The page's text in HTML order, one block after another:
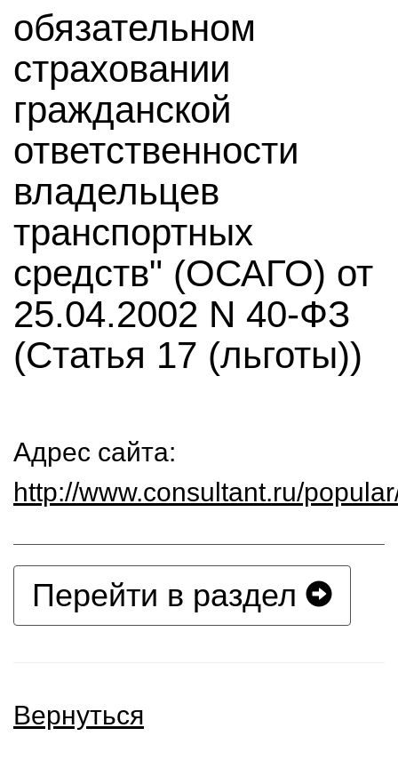
обязательном
страховании
гражданской
ответственности
владельцев
транспортных
средств" (ОСАГО) от
25.04.2002 N 40-ФЗ
(Статья 17 (льготы))
Адрес сайта:
http://www.consultant.ru/
Перейти в раздел
Вернуться